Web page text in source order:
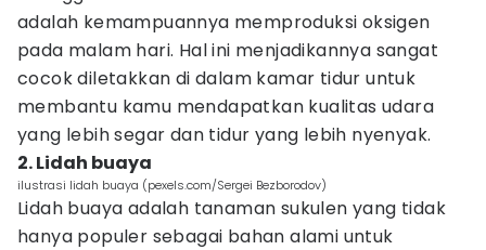
adalah kemampuannya memproduksi oksigen
pada malam hari. Hal ini menjadikannya sangat
cocok diletakkan di dalam kamar tidur untuk
membantu kamu mendapatkan kualitas udara
yang lebih segar dan tidur yang lebih nyenyak.
2. Lidah buaya
ilustrasi lidah buaya (pexels.com/Sergei Bezborodov)
Lidah buaya adalah tanaman sukulen yang tidak
hanya populer sebagai bahan alami untuk